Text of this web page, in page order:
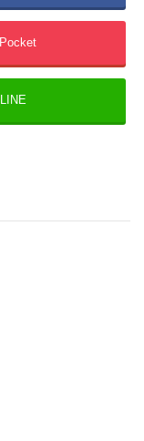
Pocket
LINE